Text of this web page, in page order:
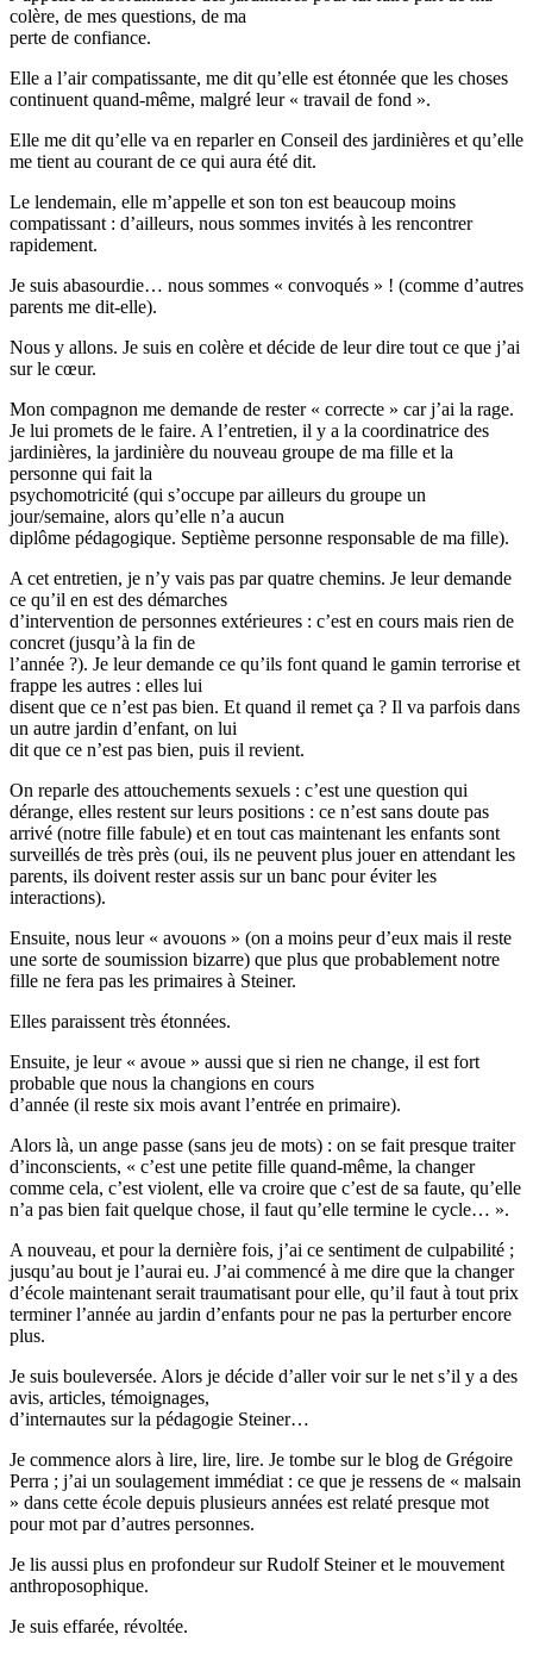
colère, de mes questions, de ma
perte de confiance.
Elle a l’air compatissante, me dit qu’elle est étonnée que les choses
continuent quand-même, malgré leur « travail de fond ».
Elle me dit qu’elle va en reparler en Conseil des jardinières et qu’elle
me tient au courant de ce qui aura été dit.
Le lendemain, elle m’appelle et son ton est beaucoup moins
compatissant : d’ailleurs, nous sommes invités à les rencontrer
rapidement.
Je suis abasourdie… nous sommes « convoqués » ! (comme d’autres
parents me dit-elle).
Nous y allons. Je suis en colère et décide de leur dire tout ce que j’ai
sur le cœur.
Mon compagnon me demande de rester « correcte » car j’ai la rage.
Je lui promets de le faire. A l’entretien, il y a la coordinatrice des
jardinières, la jardinière du nouveau groupe de ma fille et la
personne qui fait la
psychomotricité (qui s’occupe par ailleurs du groupe un
jour/semaine, alors qu’elle n’a aucun
diplôme pédagogique. Septième personne responsable de ma fille).
A cet entretien, je n’y vais pas par quatre chemins. Je leur demande
ce qu’il en est des démarches
d’intervention de personnes extérieures : c’est en cours mais rien de
concret (jusqu’à la fin de
l’année ?). Je leur demande ce qu’ils font quand le gamin terrorise et
frappe les autres : elles lui
disent que ce n’est pas bien. Et quand il remet ça ? Il va parfois dans
un autre jardin d’enfant, on lui
dit que ce n’est pas bien, puis il revient.
On reparle des attouchements sexuels : c’est une question qui
dérange, elles restent sur leurs positions : ce n’est sans doute pas
arrivé (notre fille fabule) et en tout cas maintenant les enfants sont
surveillés de très près (oui, ils ne peuvent plus jouer en attendant les
parents, ils doivent rester assis sur un banc pour éviter les
interactions).
Ensuite, nous leur « avouons » (on a moins peur d’eux mais il reste
une sorte de soumission bizarre) que plus que probablement notre
fille ne fera pas les primaires à Steiner.
Elles paraissent très étonnées.
Ensuite, je leur « avoue » aussi que si rien ne change, il est fort
probable que nous la changions en cours
d’année (il reste six mois avant l’entrée en primaire).
Alors là, un ange passe (sans jeu de mots) : on se fait presque traiter
d’inconscients, « c’est une petite fille quand-même, la changer
comme cela, c’est violent, elle va croire que c’est de sa faute, qu’elle
n’a pas bien fait quelque chose, il faut qu’elle termine le cycle… ».
A nouveau, et pour la dernière fois, j’ai ce sentiment de culpabilité ;
jusqu’au bout je l’aurai eu. J’ai commencé à me dire que la changer
d’école maintenant serait traumatisant pour elle, qu’il faut à tout prix
terminer l’année au jardin d’enfants pour ne pas la perturber encore
plus.
Je suis bouleversée. Alors je décide d’aller voir sur le net s’il y a des
avis, articles, témoignages,
d’internautes sur la pédagogie Steiner…
Je commence alors à lire, lire, lire. Je tombe sur le blog de Grégoire
Perra ; j’ai un soulagement immédiat : ce que je ressens de « malsain
» dans cette école depuis plusieurs années est relaté presque mot
pour mot par d’autres personnes.
Je lis aussi plus en profondeur sur Rudolf Steiner et le mouvement
anthroposophique.
Je suis effarée, révoltée.